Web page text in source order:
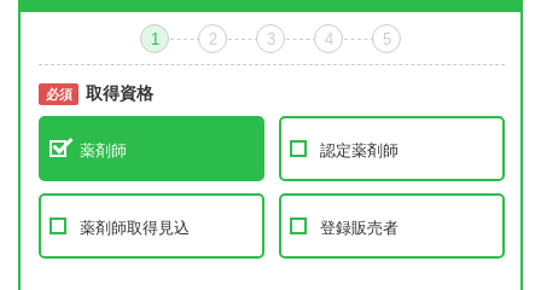
1 2 3 4 5
必須 取得資格
薬剤師 認定薬剤師
薬剤師取得見込 登録販売者